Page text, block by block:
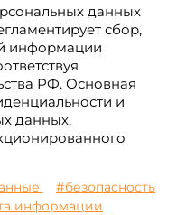
данных
сбор,
информации
РФ. Основная
и
данных,
#безопасность
информации